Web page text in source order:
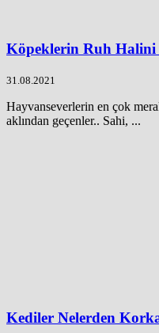
Köpeklerin Ruh
31.08.2021
Hayvanseverlerin en çok
aklından geçenler.. Sahi, ...
Kediler Nelerden